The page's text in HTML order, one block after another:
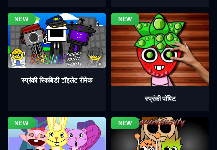
स्प्रंकी स्किबिडी टॉइलेट रीमेक
स्प्रंकी पॉपिट